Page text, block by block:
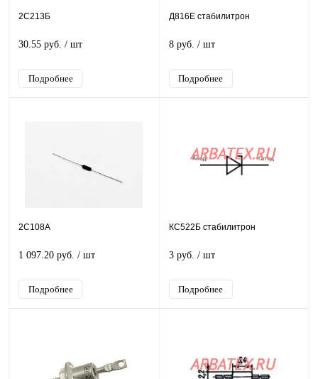
2С213Б
30.55 руб. / шт
Подробнее
Д816Е стабилитрон
8 руб. / шт
Подробнее
2С108А
1 097.20 руб. / шт
Подробнее
КС522Б стабилитрон
3 руб. / шт
Подробнее